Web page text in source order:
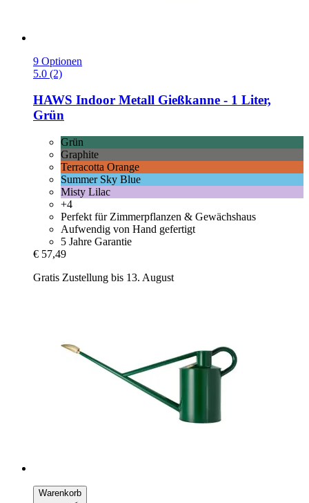
9 Optionen
5.0 (2)
HAWS Indoor Metall Gießkanne -​ 1 Liter,
Grün
Grün
Graphite
Terracotta Orange
Summer Sky Blue
Misty Lilac
+4
Perfekt für Zimmerpflanzen & Gewächshaus
Aufwendig von Hand gefertigt
5 Jahre Garantie
€ 57,49
Gratis Zustellung bis 13. August
Warenkorb